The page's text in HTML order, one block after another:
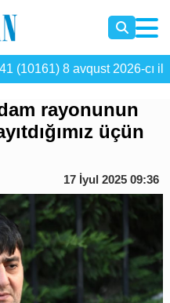
(10161) 8 avqust 2026-cı il
rayonunun
üçün
17 İyul 2025 09:36